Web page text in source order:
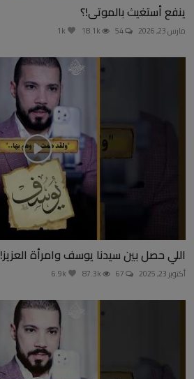
ينفع أستغيث بالموتى!؟
مارس 23, 2026
اللي حصل بين سيدنا يوسف وامرأة العزيز!
أكتوبر 23, 2025